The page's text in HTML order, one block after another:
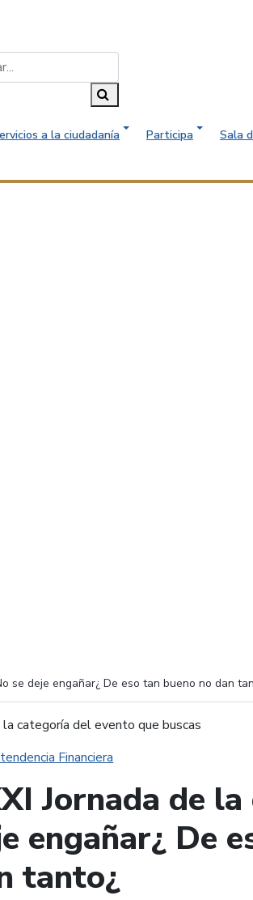
a la ciudadanía Participa Sala
se deje engañar¿ De eso tan bueno no dan
la categoría del evento que buscas
Financiera
Jornada de
engañar¿ De
tanto¿